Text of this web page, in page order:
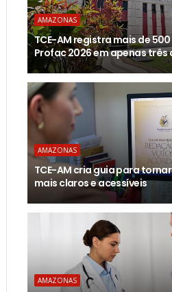
AMAZONAS
TCE-AM registra mais de
Profac 2026 em apenas três
AMAZONAS
TCE-AM cria guia para
mais claros e acessíveis
AMAZONAS